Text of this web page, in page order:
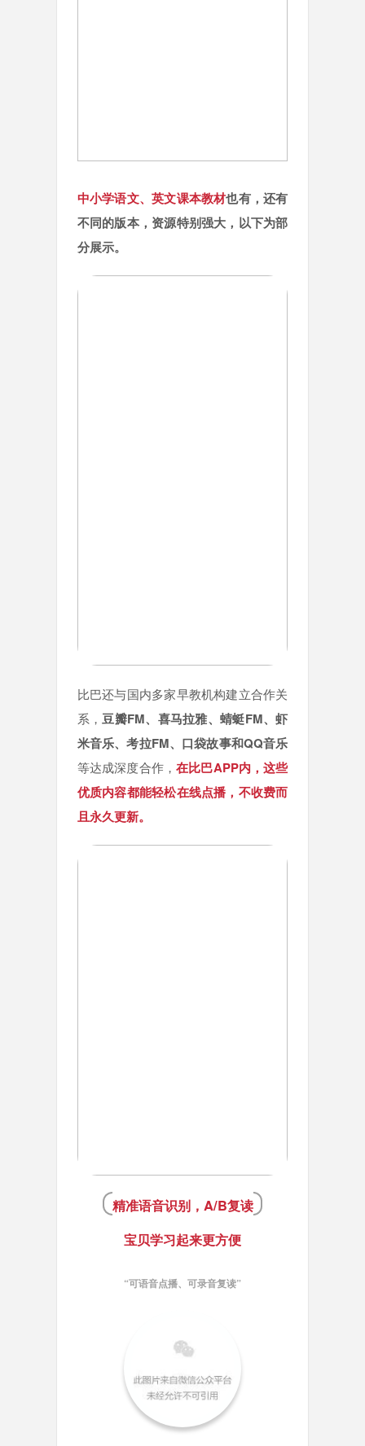
中小学语文、英文课本教材也有，还有
不同的版本，资源特别强大，以下为部
分展示。
比巴还与国内多家早教机构建立合作关
系， 豆瓣FM、喜马拉雅、蜻蜓FM、虾
米音乐、考拉FM、口袋故事和QQ音乐
等达成深度合作，在比巴APP内，这些
优质内容都能轻松在线点播，不收费而
且永久更新。
精准语音识别，A/B复读
宝贝学习起来更方便
“可语音点播、可录音复读”